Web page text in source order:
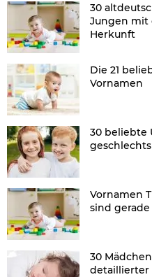
30
Jungen mit
Herkunft
Die 21
Vornamen
30 beliebte
Vornamen
sind
30
detaillierter